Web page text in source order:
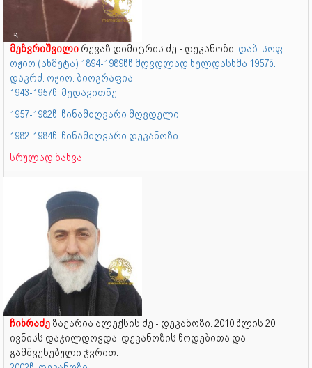
მეზვრიშვილი რევაზ დიმიტრის ძე - დეკანოზი. დაბ. სოფ.
ოჟიო (ახმეტა) 1894-1989წწ მღვდლად ხელდასხმა 1957წ.
დაკრძ. ოჟიო. ბიოგრაფია
1943-1957წ. მედავითნე
1957-1982წ. წინამძღვარი მღვდელი
1982-1984წ. წინამძღვარი დეკანოზი
სრულად ნახვა
ჩიხრაძე ზაქარია ალექსის ძე - დეკანოზი. 2010 წლის 20
ივნისს დაჯილდოვდა, დეკანოზის წოდებითა და
გამშვენებული ჯვრით.